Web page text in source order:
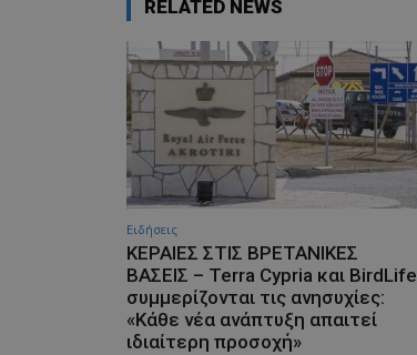
RELATED NEWS
Ειδήσεις
ΚΕΡΑΙΕΣ ΣΤΙΣ ΒΡΕΤΑΝΙΚΕΣ
ΒΑΣΕΙΣ – Terra Cypria και BirdLife
συμμερίζονται τις ανησυχίες:
«Κάθε νέα ανάπτυξη απαιτεί
ιδιαίτερη προσοχή»